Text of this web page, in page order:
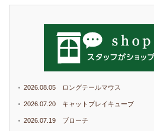
2026.08.05 ロングテールマウス
2026.07.20 キャットプレイキューブ
2026.07.19 ブローチ